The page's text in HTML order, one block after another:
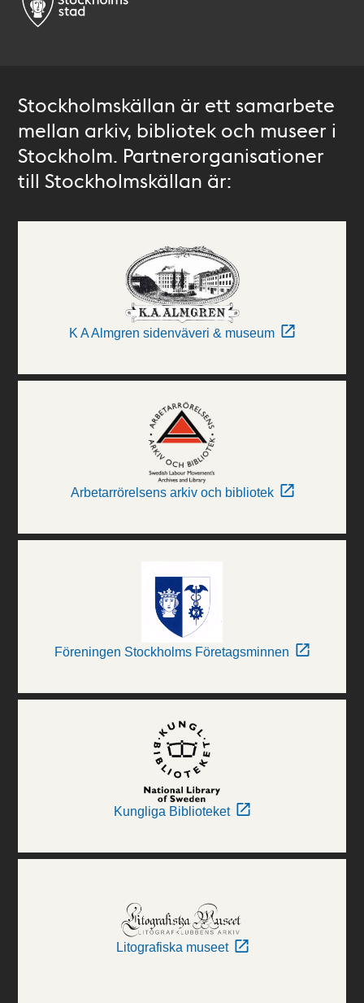
Stockholmskällan är ett samarbete
mellan arkiv, bibliotek och museer i
Stockholm. Partnerorganisationer
till Stockholmskällan är:
K A Almgren sidenväveri & museum
Arbetarrörelsens arkiv och bibliotek
Föreningen Stockholms Företagsminnen
Kungliga Biblioteket
Litografiska museet